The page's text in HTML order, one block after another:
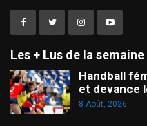
Les + Lus de la semaine
Handball
et devance
8 Août, 2026